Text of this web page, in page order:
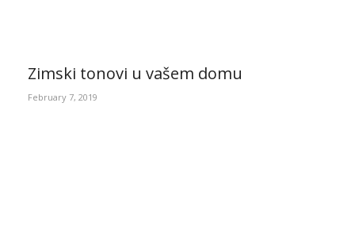
Zimski tonovi u vašem domu
February 7, 2019